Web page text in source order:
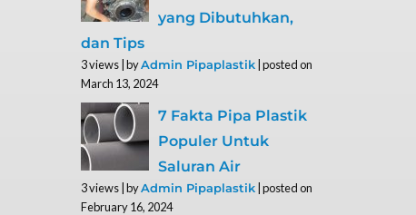
yang Dibutuhkan,
dan Tips
3 views byAdmin Pipaplastik posted on
March 13, 2024
7 Fakta Pipa Plastik
Populer Untuk
Saluran Air
3 views byAdmin Pipaplastik posted on
February 16, 2024